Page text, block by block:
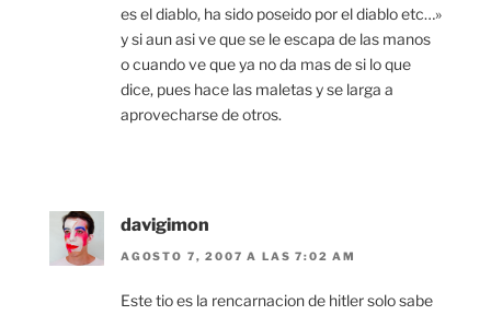
es el diablo, ha sido poseido por el diablo etc…»
y si aun asi ve que se le escapa de las manos
o cuando ve que ya no da mas de si lo que
dice, pues hace las maletas y se larga a
aprovecharse de otros.
davigimon
AGOSTO 7, 2007 A LAS 7:02 AM
Este tio es la rencarnacion de hitler solo sabe